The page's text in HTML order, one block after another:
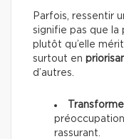
Parfois, ressentir
signifie pas que la
plutôt qu’elle
surtout en
d’autres.
rassurant.